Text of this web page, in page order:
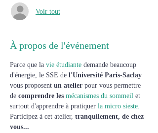
Voir tout
À propos de l'événement
Parce que la vie étudiante demande beaucoup
d'énergie, le SSE de l'Université Paris-Saclay
vous proposent un atelier pour vous permettre
de comprendre les mécanismes du sommeil et
surtout d'apprendre à pratiquer la micro sieste.
Participez à cet atelier, tranquilement, de chez
vous...